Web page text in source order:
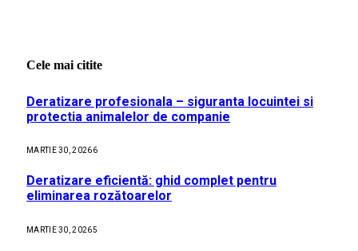
Cele mai citite
Deratizare profesionala – siguranta locuintei si
protectia animalelor de companie
MARTIE 30, 20266
Deratizare eficientă: ghid complet pentru
eliminarea rozătoarelor
MARTIE 30, 20265